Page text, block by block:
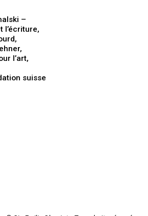
–
l’écriture,
l’art,
suisse